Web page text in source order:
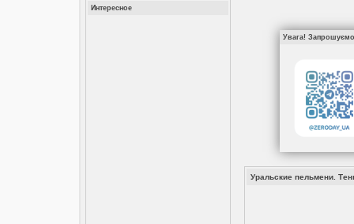
Интересное
Увага! Запрошуємо
Уральские пельмени.